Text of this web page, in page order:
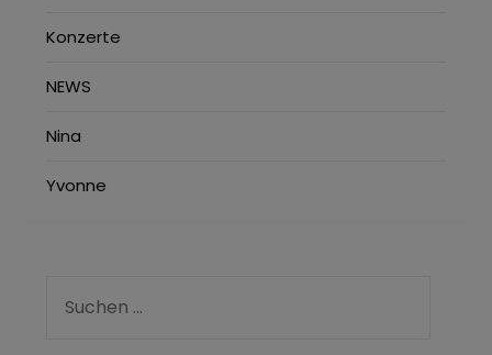
Konzerte
NEWS
Nina
Yvonne